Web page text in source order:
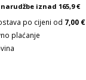
iznad 165,9 €
po cijeni od 7,00 €
plaćanje